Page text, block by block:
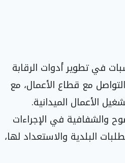
في تطوير أدوات الرقابة
مع قطاع الأعمال، مع
الأعمال الميدانية.
والشفافية في الإجراءات
البلدية والاستعداد لها،